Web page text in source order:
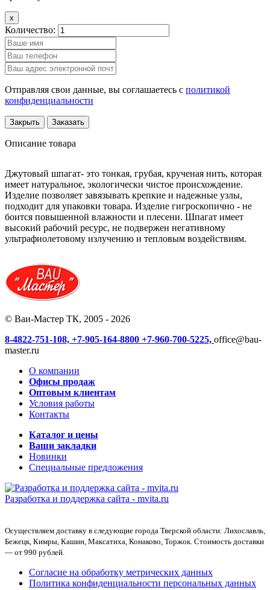
x
Количество:
Отправляя свои данные, вы соглашаетесь с политикой
конфиденциальности
Закрыть Заказать
Описание товара
Джутовый шпагат- это тонкая, грубая, крученая нить, которая
имеет натуральное, экологически чистое происхождение.
Изделие позволяет завязывать крепкие и надежные узлы,
подходит для упаковки товара. Изделие гигроскопично - не
боится повышенной влажности и плесени. Шпагат имеет
высокий рабочий ресурс, не подвержен негативному
ультрафиолетовому излучению и тепловым воздействиям.
© Ваи-Мастер ТК, 2005 - 2026
8-4822-751-108, +7-905-164-8800 +7-960-700-5225, office@bau-
master.ru
О компании
Офисы продаж
Оптовым клиентам
Условия работы
Контакты
Каталог и цены
Ваши закладки
Новинки
Специальные предложения
Разработка и поддержка сайта - mvita.ru
Осуществляем доставку в следующие города Тверской области: Лихославль,
Бежецк, Кимры, Кашин, Максатиха, Конаково, Торжок. Стоимость доставки
— от 990 рублей.
Согласие на обработку метрических данных
Политика конфиденциальности персональных данных